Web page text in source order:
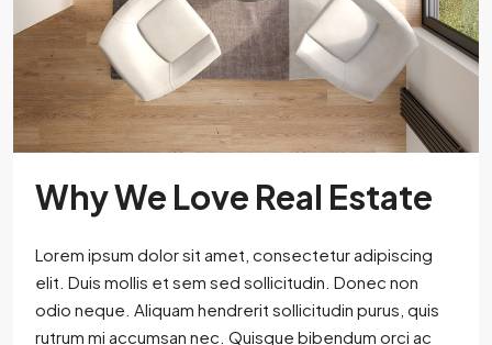
Why We Love Real Estate
Lorem ipsum dolor sit amet, consectetur adipiscing
elit. Duis mollis et sem sed sollicitudin. Donec non
odio neque. Aliquam hendrerit sollicitudin purus, quis
rutrum mi accumsan nec. Quisque bibendum orci ac